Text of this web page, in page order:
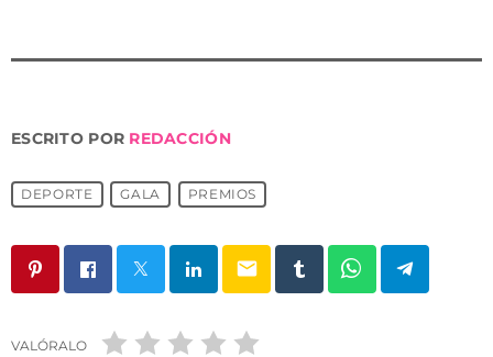
ESCRITO POR REDACCIÓN
DEPORTE GALA PREMIOS
email
VALÓRALO